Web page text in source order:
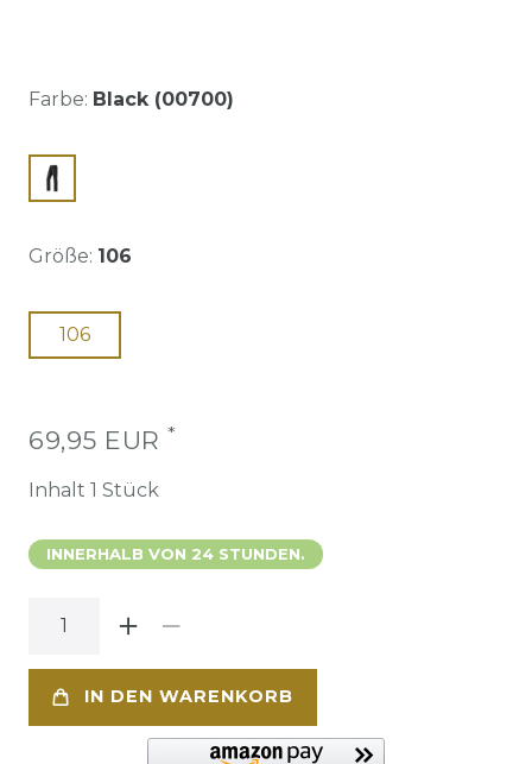
Farbe: Black (00700)
Größe: 106
106
69,95 EUR *
Inhalt 1 Stück
INNERHALB VON 24 STUNDEN.
IN DEN WARENKORB